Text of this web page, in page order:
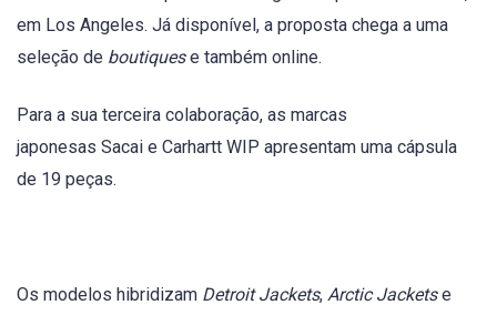
em Los Angeles. Já disponível, a proposta chega a uma
seleção de boutiquese também online.
Para a sua terceira colaboração, as marcas
japonesas Sacai e Carhartt WIP apresentam uma cápsula
de 19 peças.
Os modelos hibridizam Detroit Jackets, Arctic Jacketse